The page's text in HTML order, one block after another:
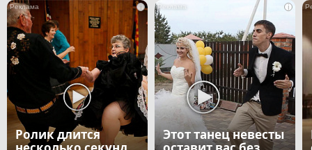
i
Ролик длится
i
Этот танец невесты